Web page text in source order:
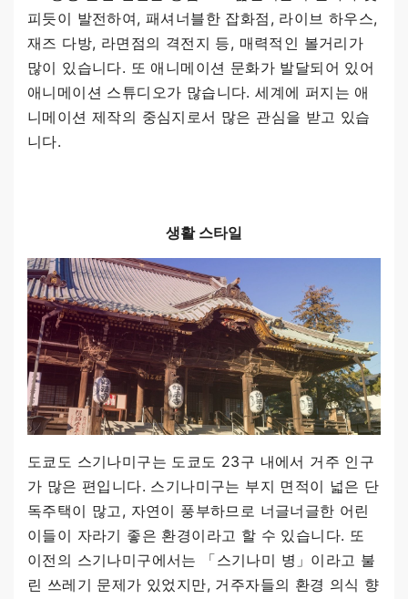
피듯이 발전하여, 패셔너블한 잡화점, 라이브 하우스,
재즈 다방, 라면점의 격전지 등, 매력적인 볼거리가
많이 있습니다. 또 애니메이션 문화가 발달되어 있어
애니메이션 스튜디오가 많습니다. 세계에 퍼지는 애
니메이션 제작의 중심지로서 많은 관심을 받고 있습
니다.
생활 스타일
도쿄도 스기나미구는 도쿄도 23구 내에서 거주 인구
가 많은 편입니다. 스기나미구는 부지 면적이 넓은 단
독주택이 많고, 자연이 풍부하므로 너글너글한 어린
이들이 자라기 좋은 환경이라고 할 수 있습니다. 또
이전의 스기나미구에서는 「스기나미 병」이라고 불
린 쓰레기 문제가 있었지만, 거주자들의 환경 의식 향